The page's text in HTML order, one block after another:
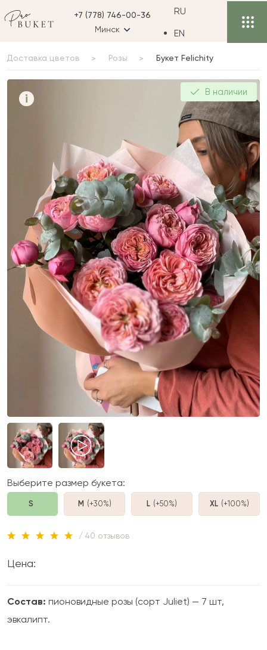
+7 (778) 746-00-36
Минск
RU
EN
Доставка цветов Розы Букет Felichity
i В наличии
Выберите размер букета:
S M (+30%) L (+50%) XL (+100%)
/ 40 отзывов
Цена:
Состав: пионовидные розы (сорт Juliet) — 7 шт,
эвкалипт.